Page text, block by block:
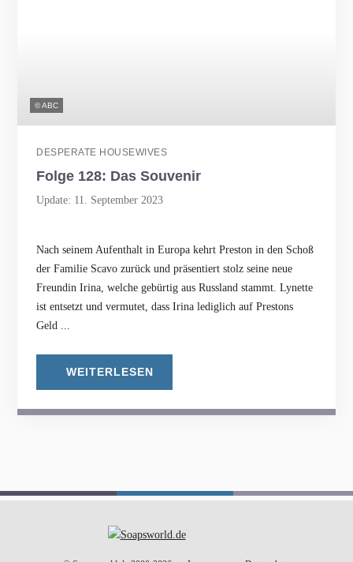
© ABC
DESPERATE HOUSEWIVES
Folge 128: Das Souvenir
Update: 11. September 2023
Nach seinem Aufenthalt in Europa kehrt Preston in den Schoß
der Familie Scavo zurück und präsentiert stolz seine neue
Freundin Irina, welche gebürtig aus Russland stammt. Lynette
ist entsetzt und vermutet, dass Irina lediglich auf Prestons
Geld ...
WEITERLESEN